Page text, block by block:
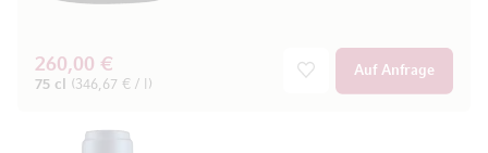
260,00 €
75 cl (346,67 € / l)
Auf Anfrage